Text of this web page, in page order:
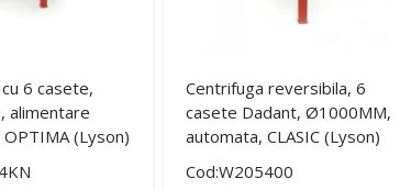
6 casete,
alimentare
(Lyson)
Centrifuga reversibila, 6
casete Dadant, Ø1000MM,
automata, CLASIC (Lyson)
Cod:W205400